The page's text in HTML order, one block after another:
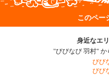
このペー
身近なエ
"びびなび 羽村"
びび
びび